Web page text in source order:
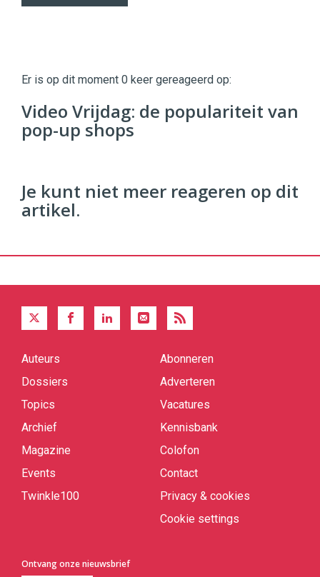
|
Digital
Commerce https://twinklemagazine.nl
9654
Er is op dit moment 0 keer gereageerd op:
Video Vrijdag: de populariteit van
pop-up shops
Je kunt niet meer reageren op dit
artikel.
Quick
Auteurs
Dossiers
Topics
Archief
Magazine
Events
Twinkle100
Abonneren
Adverteren
Vacatures
Kennisbank
Colofon
Contact
Privacy & cookies
Cookie settings
Ontvang onze nieuwsbrief